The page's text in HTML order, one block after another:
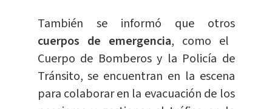
También se informó que otros
cuerpos de emergencia, como el
Cuerpo de Bomberos y la Policía de
Tránsito, se encuentran en la escena
para colaborar en la evacuación de los